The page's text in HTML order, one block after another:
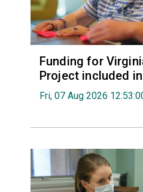
Funding for
Project included
Fri, 07 Aug 2026